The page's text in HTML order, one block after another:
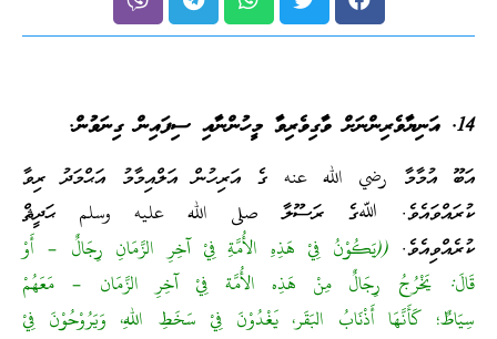
14. އަނިޔާވެރިންނަށް ވާގިވެރިވާ މީހުންނާއި ސިފައިން ގިނަވުން.
އަބޫ އުމާމާ رضي الله عنه ގެ އަރިހުން އަލްއިމާމު އަޙްމަދު ރިވާ
ކުރައްވައެވެ. ﷲގެ ރަސޫލާ صلى الله عليه وسلم ޙަދީޘް
ކުރެއްވިއެވެ. ((يَكُوْنُ فِيْ هَذِهِ الأُمَّةِ فِيْ آخِرِ الزَّمَانِ رِجَالٌ – أَوْ
قَالَ: يَخْرُجُ رِجَالٌ مِنْ هَذِه الأُمَّة فِيْ آخِرِ الزَّمَان – مَعَهُمْ
سِيَاطٌ؛ كَأَنَّهَا أَذْنَابُ البَقَر، يَغْدُوْنَ فِيْ سَخَطِ اللهِ، وَيَرُوْحُوْنَ فِيْ